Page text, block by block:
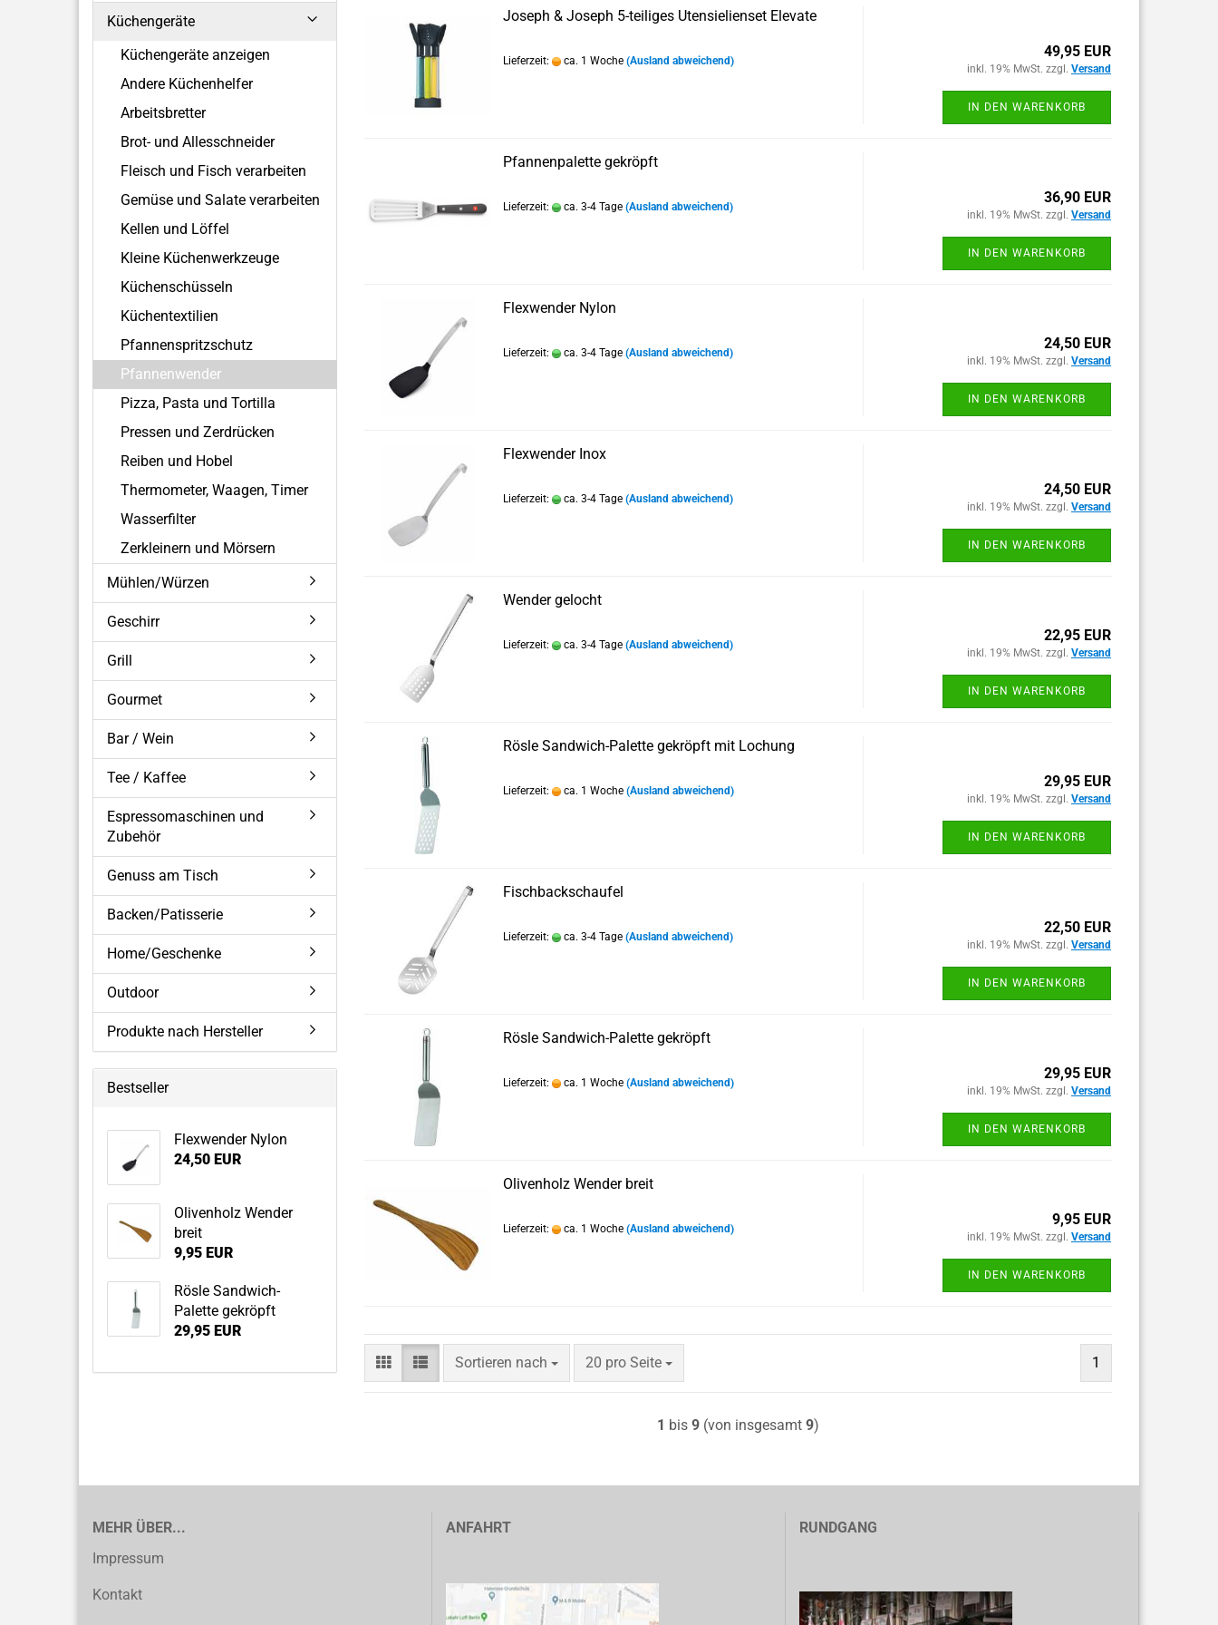
Joseph & Joseph 5-teiliges Utensielienset Elevate
Lieferzeit: ca. 1 Woche (Ausland abweichend)
49,95 EUR
inkl. 19% MwSt. zzgl. Versand
IN DEN WARENKORB
Pfannenpalette gekröpft
Lieferzeit: ca. 3-4 Tage (Ausland abweichend)
36,90 EUR
inkl. 19% MwSt. zzgl. Versand
IN DEN WARENKORB
Flexwender Nylon
Lieferzeit: ca. 3-4 Tage (Ausland abweichend)
24,50 EUR
inkl. 19% MwSt. zzgl. Versand
IN DEN WARENKORB
Flexwender Inox
Lieferzeit: ca. 3-4 Tage (Ausland abweichend)
24,50 EUR
inkl. 19% MwSt. zzgl. Versand
IN DEN WARENKORB
Wender gelocht
Lieferzeit: ca. 3-4 Tage (Ausland abweichend)
22,95 EUR
inkl. 19% MwSt. zzgl. Versand
IN DEN WARENKORB
Rösle Sandwich-Palette gekröpft mit Lochung
Lieferzeit: ca. 1 Woche (Ausland abweichend)
29,95 EUR
inkl. 19% MwSt. zzgl. Versand
IN DEN WARENKORB
Fischbackschaufel
Lieferzeit: ca. 3-4 Tage (Ausland abweichend)
22,50 EUR
inkl. 19% MwSt. zzgl. Versand
IN DEN WARENKORB
Rösle Sandwich-Palette gekröpft
Lieferzeit: ca. 1 Woche (Ausland abweichend)
29,95 EUR
inkl. 19% MwSt. zzgl. Versand
IN DEN WARENKORB
Olivenholz Wender breit
Lieferzeit: ca. 1 Woche (Ausland abweichend)
9,95 EUR
inkl. 19% MwSt. zzgl. Versand
IN DEN WARENKORB
Sortieren nach
Sortieren nach 20 pro Seite
pro Seite 1
1 bis 9 (von insgesamt 9)
Küchengeräte
Küchengeräte anzeigen
Andere Küchenhelfer
Arbeitsbretter
Brot- und Allesschneider
Fleisch und Fisch verarbeiten
Gemüse und Salate verarbeiten
Kellen und Löffel
Kleine Küchenwerkzeuge
Küchenschüsseln
Küchentextilien
Pfannenspritzschutz
Pfannenwender
Pizza, Pasta und Tortilla
Pressen und Zerdrücken
Reiben und Hobel
Thermometer, Waagen, Timer
Wasserfilter
Zerkleinern und Mörsern
Mühlen/Würzen
Geschirr
Grill
Gourmet
Bar / Wein
Tee / Kaffee
Espressomaschinen und
Zubehör
Genuss am Tisch
Backen/Patisserie
Home/Geschenke
Outdoor
Produkte nach Hersteller
Bestseller
Flexwender Nylon
24,50 EUR
Olivenholz Wender
breit
9,95 EUR
Rösle Sandwich-
Palette gekröpft
29,95 EUR
MEHR ÜBER...
Impressum
Kontakt
ANFAHRT RUNDGANG